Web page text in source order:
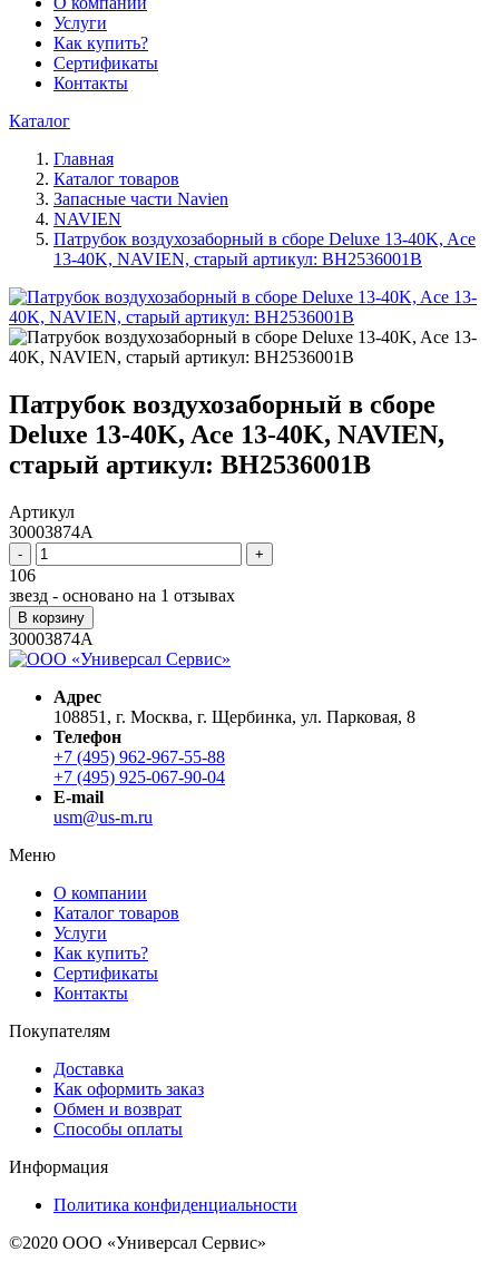
Услуги
Как купить?
Сертификаты
Контакты
Каталог
Главная
Каталог товаров
Запасные части Navien
NAVIEN
Патрубок воздухозаборный в сборе Deluxe 13-40K, Ace
13-40K, NAVIEN, старый артикул: BH2536001B
Патрубок воздухозаборный в сборе
Deluxe 13-40K, Ace 13-40K, NAVIEN,
старый артикул: BH2536001B
Артикул
30003874A
- +
106
звезд - основано на 1 отзывах
В корзину
30003874A
Адрес
108851, г. Москва, г. Щербинка, ул. Парковая, 8
Телефон
+7 (495) 962-967-55-88
+7 (495) 925-067-90-04
E-mail
usm@us-m.ru
Меню
О компании
Каталог товаров
Услуги
Как купить?
Сертификаты
Контакты
Покупателям
Доставка
Как оформить заказ
Обмен и возврат
Способы оплаты
Информация
Политика конфиденциальности
©2020 ООО «Универсал Сервис»